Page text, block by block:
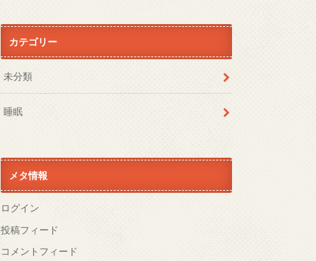
カテゴリー
未分類
睡眠
メタ情報
ログイン
投稿フィード
コメントフィード